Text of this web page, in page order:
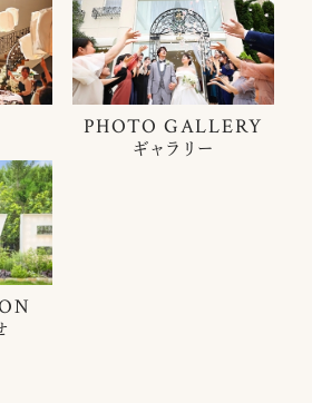
PHOTO GALLERY
ギャラリー